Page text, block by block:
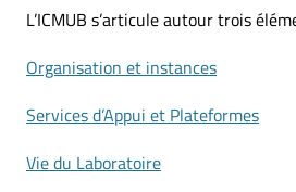
L’ICMUB s’articule autour trois
Organisation et instances
Services d’Appui et Plateformes
Vie du Laboratoire